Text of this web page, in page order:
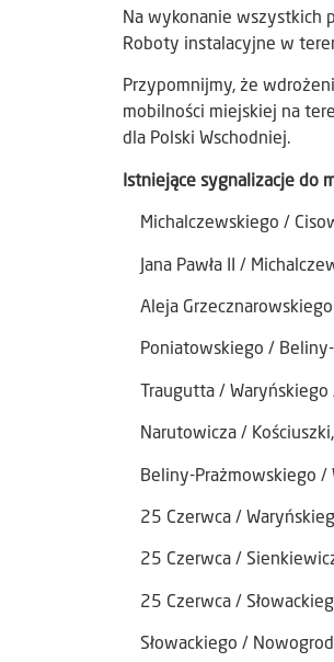
Na wykonanie wszystkich
Roboty instalacyjne w
Przypomnijmy, że
mobilności miejskiej na
dla Polski Wschodniej.
Istniejące sygnalizacje do
Michalczewskiego /
Jana Pawła II /
Aleja Grzecznarowskiego
Poniatowskiego / Beliny-
Traugutta / Waryńskiego
Narutowicza / Kościuszki,
Beliny-Prażmowskiego /
25 Czerwca /
25 Czerwca /
25 Czerwca /
Słowackiego /